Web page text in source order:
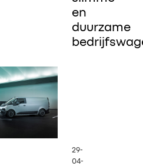
en
duurzame
29-
04-